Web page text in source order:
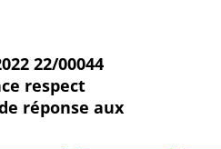
22/00044
respect
réponse aux